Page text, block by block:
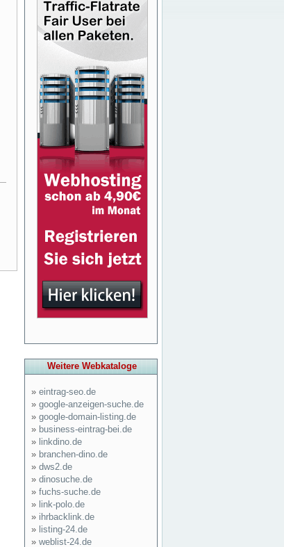
Weitere Webkataloge
» eintrag-seo.de
» google-anzeigen-suche.de
» google-domain-listing.de
» business-eintrag-bei.de
» linkdino.de
» branchen-dino.de
» dws2.de
» dinosuche.de
» fuchs-suche.de
» link-polo.de
» ihrbacklink.de
» listing-24.de
» weblist-24.de